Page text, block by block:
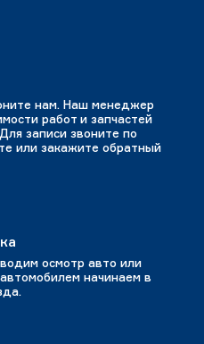
нам. Наш менеджер
работ и запчастей
записи звоните по
или закажите обратный
осмотр авто или
начинаем в